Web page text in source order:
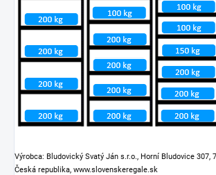
Výrobca: Bludovický Svatý Ján s.r.o., Horní Bludovice 307,
Česká republika, www.slovenskeregale.sk